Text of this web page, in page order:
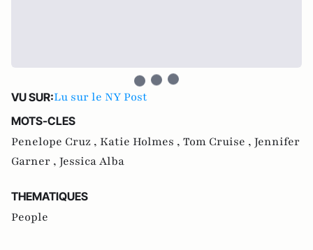
VU SUR:Lu sur le NY Post
MOTS-CLES
Penelope Cruz , Katie Holmes , Tom Cruise , Jennifer
Garner , Jessica Alba
THEMATIQUES
People